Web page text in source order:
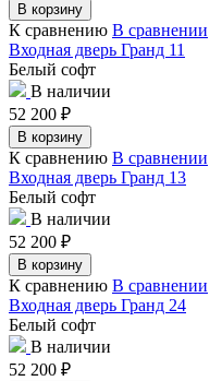
В корзину
К сравнению В сравнении
Входная дверь Гранд 11
Белый софт
В наличии
52 200 ₽
В корзину
К сравнению В сравнении
Входная дверь Гранд 13
Белый софт
В наличии
52 200 ₽
В корзину
К сравнению В сравнении
Входная дверь Гранд 24
Белый софт
В наличии
52 200 ₽